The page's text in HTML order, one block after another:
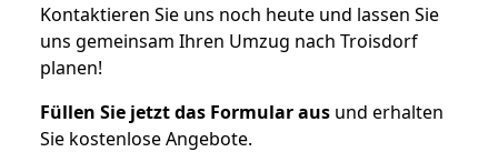
Kontaktieren Sie uns noch heute und lassen Sie
uns gemeinsam Ihren Umzug nach Troisdorf
planen!
Füllen Sie jetzt das Formular aus und erhalten
Sie kostenlose Angebote.